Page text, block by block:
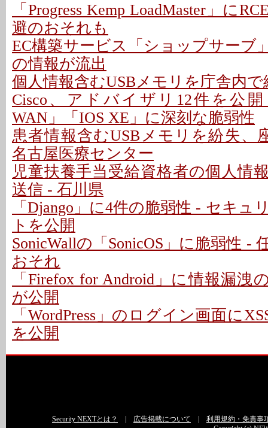
「Progress Kemp LoadMaster」に
避のおそれも
EC構築サービス「ショップサーブ
の情報が流出
個人情報含むUSBメモリを庁舎内で
Cisco、アドバイザリ12件を公開
WAN」「IOS XE」に深刻な脆弱性
患者情報含むUSBメモリを紛失、
名古屋医療センター
児童扶養手当受給資格者の個人情
送信 - 石川県
「Django」に4件の脆弱性 - セキュ
トを公開
SonicWallの「SonicOS」に脆弱性 -
おそれ
「Firefox for Android」に情報漏洩
が公開
「WordPress」のログイン画面に
を公開
Security NEXTとは？ | 広告掲載について | 利用規約・免責事